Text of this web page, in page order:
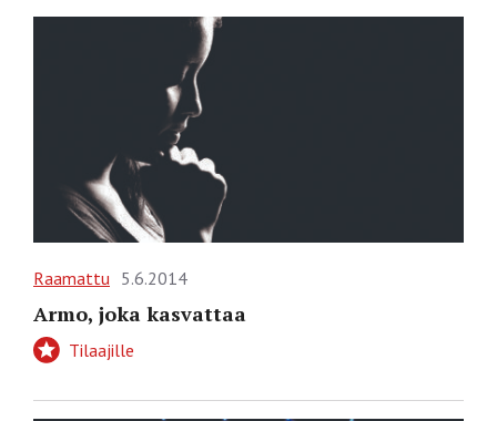
Raamattu 5.6.2014
Armo, joka kasvattaa
Tilaajille